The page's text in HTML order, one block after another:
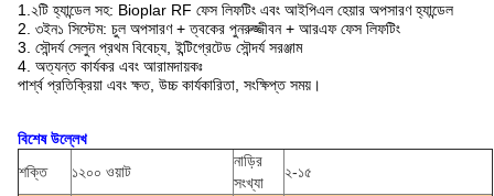
1.২টি হ্যান্ডেল সহ: Bioplar RF ফেস লিফটিং এবং আইপিএল হেয়ার অপসারণ হ্যান্ডেল
2. ৩ইন১ সিস্টেম: চুল অপসারণ + ত্বকের পুনরুজ্জীবন + আরএফ ফেস লিফটিং
3. সৌন্দর্য সেলুন প্রথম বিবেচ্য, ইন্টিগ্রেটেড সৌন্দর্য সরঞ্জাম
4. অত্যন্ত কার্যকর এবং আরামদায়কঃ
পার্শ্ব প্রতিক্রিয়া এবং ক্ষত, উচ্চ কার্যকারিতা, সংক্ষিপ্ত সময়।
বিশেষ উল্লেখ
শক্তি
১২০০ ওয়াট
নাড়ির
সংখ্যা
২-১৫